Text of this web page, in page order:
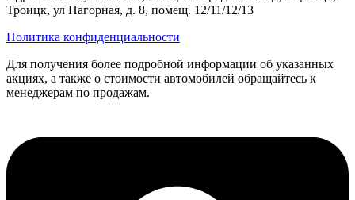
Троицк, ул Нагорная, д. 8, помещ. 12/11/12/13
Политика конфиденциальности
Для получения более подробной информации об указанных
акциях, а также о стоимости автомобилей обращайтесь к
менеджерам по продажам.